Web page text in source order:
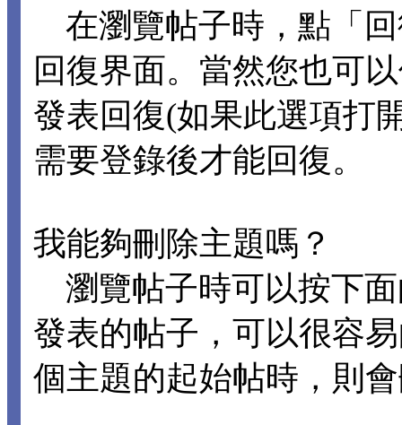
在瀏覽帖子時，點「
回復界面。當然您也可
發表回復(如果此選項打
需要登錄後才能回復。
我能夠刪除主題嗎？
瀏覽帖子時可以按下
發表的帖子，可以很容
個主題的起始帖時，則